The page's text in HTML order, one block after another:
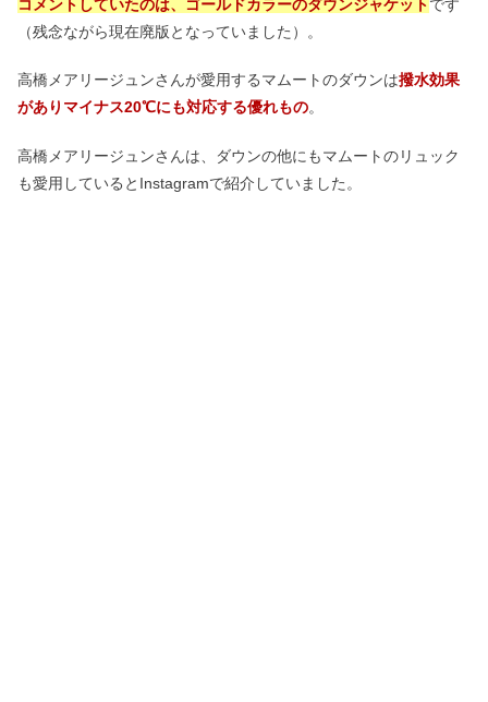
コメントしていたのは、ゴールドカラーのダウンジャケットです
（残念ながら現在廃版となっていました）。
高橋メアリージュンさんが愛用するマムートのダウンは撥水効果
がありマイナス20℃にも対応する優れもの。
高橋メアリージュンさんは、ダウンの他にもマムートのリュック
も愛用しているとInstagramで紹介していました。